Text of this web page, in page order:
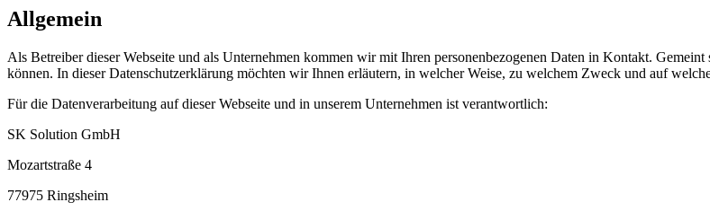
Allgemein
Als Betreiber dieser Webseite und als Unternehmen kommen wir mit Ihren personenbezogenen Daten in Kontakt.
können. In dieser Datenschutzerklärung möchten wir Ihnen erläutern, in welcher Weise, zu welchem Zweck und auf
Für die Datenverarbeitung auf dieser Webseite und in unserem Unternehmen ist verantwortlich:
SK Solution GmbH
Mozartstraße 4
77975 Ringsheim